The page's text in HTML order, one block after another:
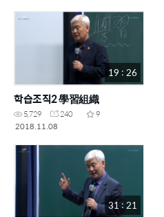
19 : 26
학습조직2 學習組織
5,729 240
9
2018.11.08
31 : 21